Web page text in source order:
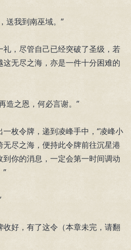
我到南巫域。”
，尽管自己已经突破了圣级，若
无尽之海，亦是一件十分困难的
之恩，何必言谢。”
枚令牌，递到凌峰手中，“凌峰小
尽之海，便持此令牌前往沉星港
你的消息，一定会第一时间调动
”
好，有了这令（本章未完，请翻